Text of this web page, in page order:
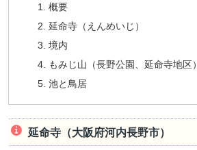
概要
延命寺（えんめいじ）
境内
もみじ山（長野公園、延命寺地区）
池と鳥居
延命寺（大阪府河内長野市）